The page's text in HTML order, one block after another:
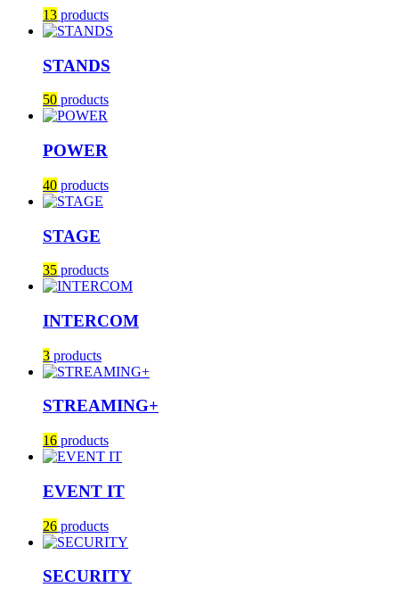
13 products
STANDS
50 products
POWER
40 products
STAGE
35 products
INTERCOM
3 products
STREAMING+
16 products
EVENT IT
26 products
SECURITY